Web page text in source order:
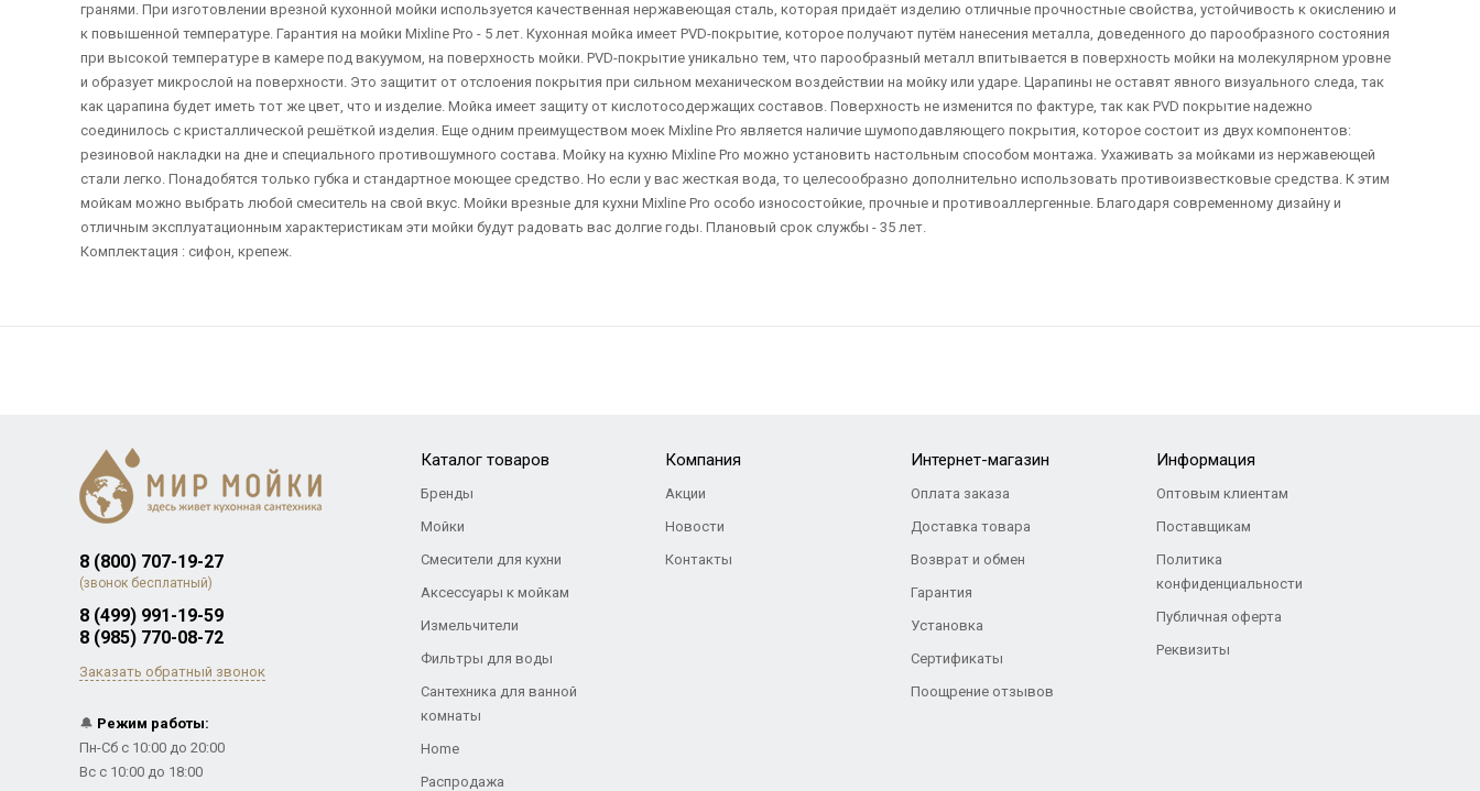
гранями. При изготовлении врезной кухонной мойки используется качественная нержавеющая сталь, которая придаёт изделию отличные прочностные свойства, устойчивость к окислению и
к повышенной температуре. Гарантия на мойки Mixline Pro - 5 лет. Кухонная мойка имеет PVD-покрытие, которое получают путём нанесения металла, доведенного до парообразного состояния
при высокой температуре в камере под вакуумом, на поверхность мойки. PVD-покрытие уникально тем, что парообразный металл впитывается в поверхность мойки на молекулярном уровне
и образует микрослой на поверхности. Это защитит от отслоения покрытия при сильном механическом воздействии на мойку или ударе. Царапины не оставят явного визуального следа, так
как царапина будет иметь тот же цвет, что и изделие. Мойка имеет защиту от кислотосодержащих составов. Поверхность не изменится по фактуре, так как PVD покрытие надежно
соединилось с кристаллической решёткой изделия. Еще одним преимуществом моек Mixline Pro является наличие шумоподавляющего покрытия, которое состоит из двух компонентов:
резиновой накладки на дне и специального противошумного состава. Мойку на кухню Mixline Pro можно установить настольным способом монтажа. Ухаживать за мойками из нержавеющей
стали легко. Понадобятся только губка и стандартное моющее средство. Но если у вас жесткая вода, то целесообразно дополнительно использовать противоизвестковые средства. К этим
мойкам можно выбрать любой смеситель на свой вкус. Мойки врезные для кухни Mixline Pro особо износостойкие, прочные и противоаллергенные. Благодаря современному дизайну и
отличным эксплуатационным характеристикам эти мойки будут радовать вас долгие годы. Плановый срок службы - 35 лет.
Комплектация : сифон, крепеж.
8 (800) 707-19-27
(звонок бесплатный)
8 (499) 991-19-59
8 (985) 770-08-72
Заказать обратный звонок
🔔 Режим работы:
Пн-Сб с 10:00 до 20:00
Вс с 10:00 до 18:00
Каталог товаров
Бренды
Мойки
Смесители для кухни
Аксессуары к мойкам
Измельчители
Фильтры для воды
Сантехника для ванной
комнаты
Home
Распродажа
Компания
Акции
Новости
Контакты
Интернет-магазин
Оплата заказа
Доставка товара
Возврат и обмен
Гарантия
Установка
Сертификаты
Поощрение отзывов
Информация
Оптовым клиентам
Поставщикам
Политика
конфиденциальности
Публичная оферта
Реквизиты